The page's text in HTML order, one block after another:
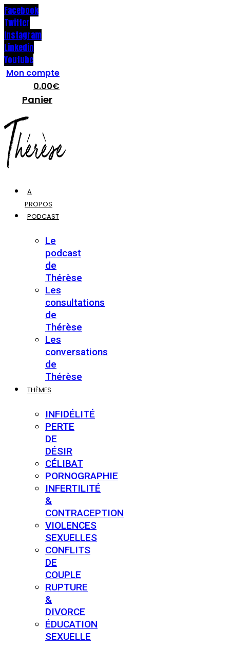
Facebook
Twitter
Instagram
Linkedin
Youtube
Mon compte
0.00€
Panier
A
PROPOS
PODCAST
Le
podcast
de
Thérèse
Les
consultations
de
Thérèse
Les
conversations
de
Thérèse
THÈMES
INFIDÉLITÉ
PERTE
DE
DÉSIR
CÉLIBAT
PORNOGRAPHIE
INFERTILITÉ
&
CONTRACEPTION
VIOLENCES
SEXUELLES
CONFLITS
DE
COUPLE
RUPTURE
&
DIVORCE
ÉDUCATION
SEXUELLE